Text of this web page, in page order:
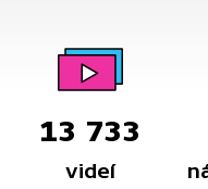
13 733
videí